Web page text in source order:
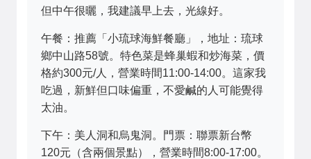
但中午很曬，我建議早上去，光線好。
午餐：推薦「小琉球海鮮餐廳」，地址：琉球
鄉中山路58號。特色菜是蜂巢蝦和炒海菜，價
格約300元/人，營業時間11:00-14:00。這家我
吃過，新鮮但口味偏重，不愛鹹的人可能覺得
太油。
下午：美人洞和烏鬼洞。門票：聯票新台幣
120元（含兩個景點），營業時間8:00-17:00。